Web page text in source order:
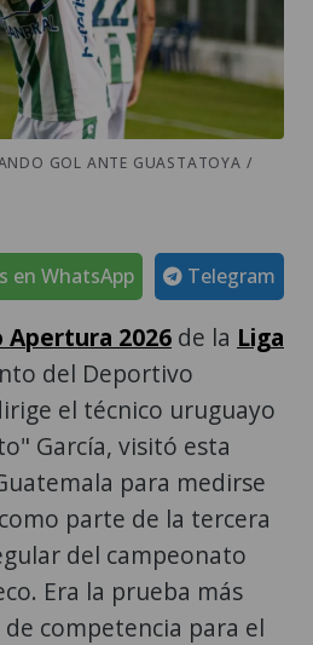
GOL ANTE GUASTATOYA /
Telegram
en WhatsApp
Apertura 2026 de la Liga
del Deportivo
el técnico uruguayo
García, visitó esta
para medirse
parte de la tercera
del campeonato
Era la prueba más
competencia para el